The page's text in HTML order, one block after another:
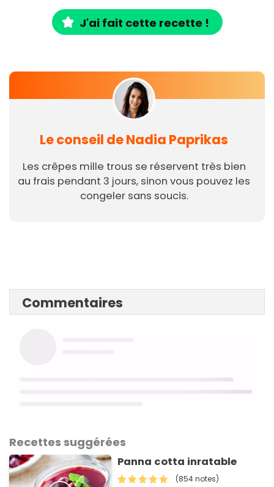
J'ai fait cette recette !
Le conseil de Nadia Paprikas
Les crêpes mille trous se réservent très bien
au frais pendant 3 jours, sinon vous pouvez les
congeler sans soucis.
Commentaires
Recettes suggérées
Panna cotta inratable
(854 notes)